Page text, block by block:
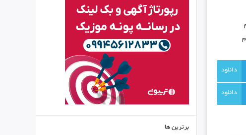
برترین ها